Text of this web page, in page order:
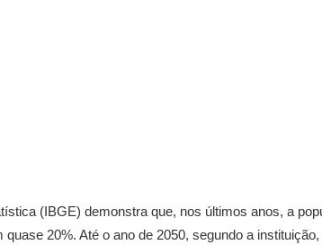
(IBGE) demonstra que, nos últimos anos, a
20%. Até o ano de 2050, segundo a